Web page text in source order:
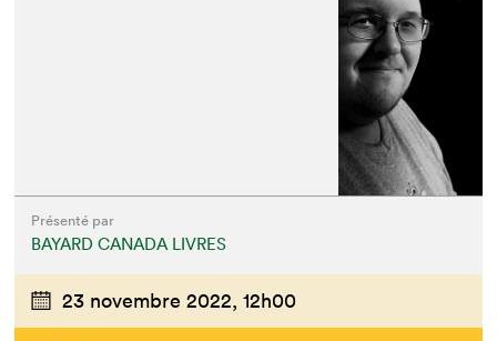
Présenté par
BAYARD CANADA LIVRES
23 novembre 2022, 12h00